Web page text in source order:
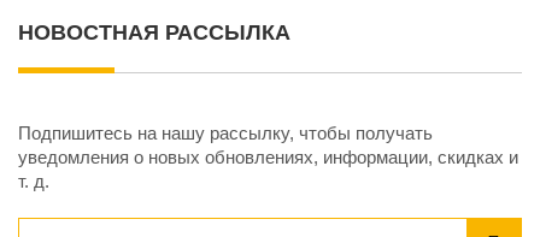
НОВОСТНАЯ РАССЫЛКА
Подпишитесь на нашу рассылку, чтобы получать
уведомления о новых обновлениях, информации, скидках и
т. д.